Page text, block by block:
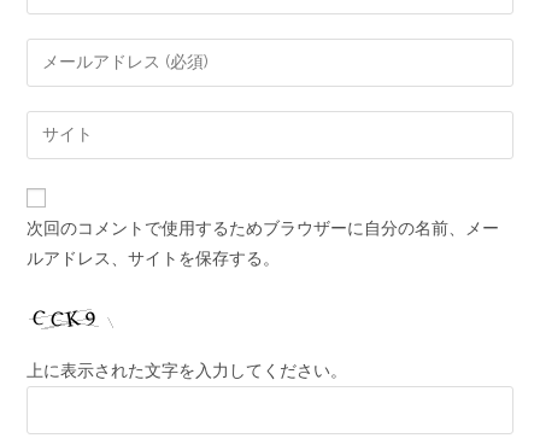
次回のコメントで使用するためブラウザーに自分の名前、メー
ルアドレス、サイトを保存する。
上に表示された文字を入力してください。